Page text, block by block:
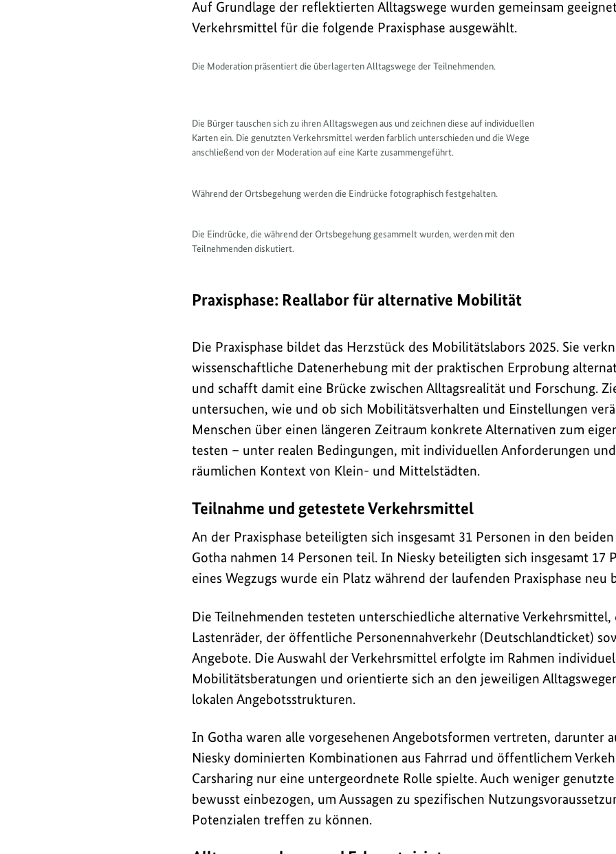
Auf Grundlage der reflektierten Alltagswege wurden gemeinsam
Verkehrsmittel für die folgende Praxisphase ausgewählt.
Die Moderation präsentiert die überlagerten Alltagswege der Teilnehmenden.
Die Bürger tauschen sich zu ihren Alltagswegen aus und zeichnen diese auf individuellen
Karten ein. Die genutzten Verkehrsmittel werden farblich unterschieden und die Wege
anschließend von der Moderation auf eine Karte zusammengeführt.
Während der Ortsbegehung werden die Eindrücke fotographisch festgehalten.
Die Eindrücke, die während der Ortsbegehung gesammelt wurden, werden mit den
Teilnehmenden diskutiert.
Praxisphase: Reallabor für alternative Mobilität
Die Praxisphase bildet das Herzstück des Mobilitätslabors 2025. Sie
wissenschaftliche Datenerhebung mit der praktischen Erprobung
und schafft damit eine Brücke zwischen Alltagsrealität und Forschung.
untersuchen, wie und ob sich Mobilitätsverhalten und Einstellungen
Menschen über einen längeren Zeitraum konkrete Alternativen zum
testen – unter realen Bedingungen, mit individuellen Anforderungen
räumlichen Kontext von Klein- und Mittelstädten.
Teilnahme und getestete Verkehrsmittel
An der Praxisphase beteiligten sich insgesamt 31 Personen in den
Gotha nahmen 14 Personen teil. In Niesky beteiligten sich insgesamt 17
eines Wegzugs wurde ein Platz während der laufenden Praxisphase neu
Die Teilnehmenden testeten unterschiedliche alternative Verkehrsmittel,
Lastenräder, der öffentliche Personennahverkehr (Deutschlandticket)
Angebote. Die Auswahl der Verkehrsmittel erfolgte im Rahmen
Mobilitätsberatungen und orientierte sich an den jeweiligen
lokalen Angebotsstrukturen.
In Gotha waren alle vorgesehenen Angebotsformen vertreten, darunter
Niesky dominierten Kombinationen aus Fahrrad und öffentlichem
Carsharing nur eine untergeordnete Rolle spielte. Auch weniger
bewusst einbezogen, um Aussagen zu spezifischen
Potenzialen treffen zu können.